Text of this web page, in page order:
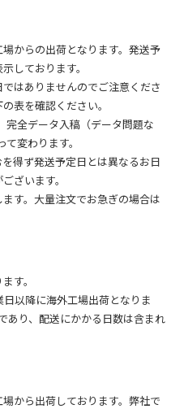
サイズに四方2mmずつの塗り足
が裁断されるご注文サイ
イズから四方3mm内側にある
裁断ズレのため、印刷範囲を大き
、入稿してください。
合は、背景部分を作業サイズまで
すると、裁断ズレが起きた際に切れ
す。
がアートポストとなります。
ラー印刷がよく映えます。
た光沢感のある仕上がりに、
た雰囲気に仕上がります。
からの出荷となります。発送予
しております。
はありませんのでご注意くださ
表を確認ください。
完全データ入稿（データ問題な
変わります。
得ず発送予定日とは異なるお日
ざいます。
す。大量注文でお急ぎの場合は
す。
以降に海外工場出荷となりま
あり、配送にかかる日数は含まれ
から出荷しております。弊社で